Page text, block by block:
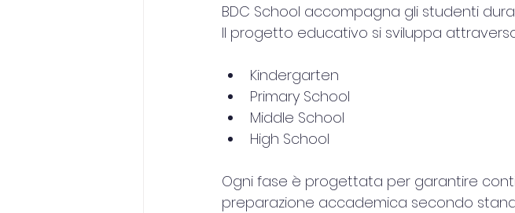
BDC School accompagna gli studenti
Il progetto educativo si sviluppa
Kindergarten
Primary School
Middle School
High School
Ogni fase è progettata per garantire
preparazione accademica secondo